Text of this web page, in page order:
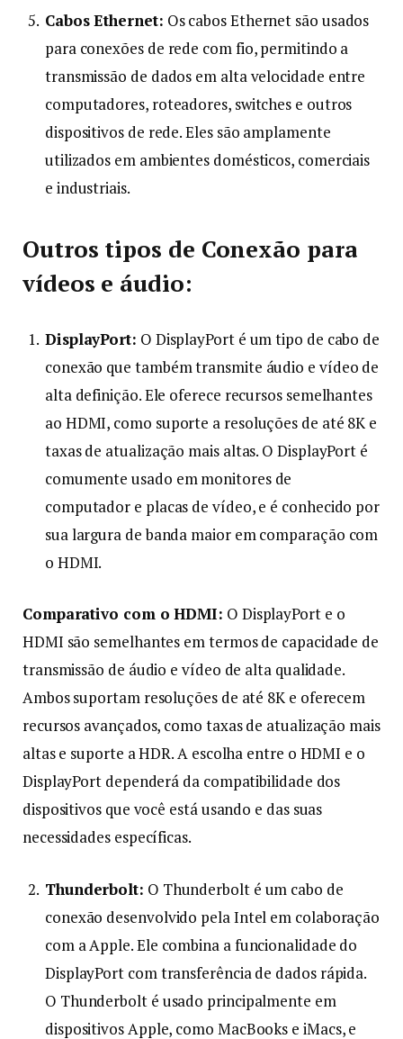
Cabos Ethernet: Os cabos Ethernet são usados
para conexões de rede com fio, permitindo a
transmissão de dados em alta velocidade entre
computadores, roteadores, switches e outros
dispositivos de rede. Eles são amplamente
utilizados em ambientes domésticos, comerciais
e industriais.
Outros tipos de Conexão para
vídeos e áudio:
DisplayPort: O DisplayPort é um tipo de cabo de
conexão que também transmite áudio e vídeo de
alta definição. Ele oferece recursos semelhantes
ao HDMI, como suporte a resoluções de até 8K e
taxas de atualização mais altas. O DisplayPort é
comumente usado em monitores de
computador e placas de vídeo, e é conhecido por
sua largura de banda maior em comparação com
o HDMI.
Comparativo com o HDMI: O DisplayPort e o
HDMI são semelhantes em termos de capacidade de
transmissão de áudio e vídeo de alta qualidade.
Ambos suportam resoluções de até 8K e oferecem
recursos avançados, como taxas de atualização mais
altas e suporte a HDR. A escolha entre o HDMI e o
DisplayPort dependerá da compatibilidade dos
dispositivos que você está usando e das suas
necessidades específicas.
Thunderbolt: O Thunderbolt é um cabo de
conexão desenvolvido pela Intel em colaboração
com a Apple. Ele combina a funcionalidade do
DisplayPort com transferência de dados rápida.
O Thunderbolt é usado principalmente em
dispositivos Apple, como MacBooks e iMacs, e